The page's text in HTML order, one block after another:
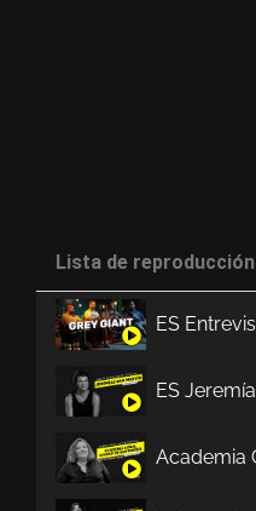
Lista de reproducción
ES
ES
Academia